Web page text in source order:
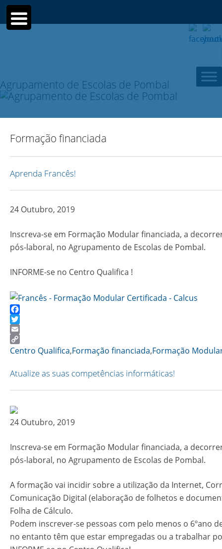
for:
Agrupamento de Escolas de Pombal
Formação financiada
Aprenda Francês!
24 Outubro, 2019
Inscreva-se em Formação Modular financiada, a
pós-laboral, no Agrupamento de Escolas de Pombal.
INFORME-se no Centro Qualifica !
Facebook
Twitter
Email
Copy
Centro Qualifica,Formação financiada,Formação
Atualize as suas competências informáticas!
24 Outubro, 2019
Inscreva-se em Formação Modular financiada, a
pós-laboral, no Agrupamento de Escolas de Pombal.
A formação vai incidir sobre a utilização da Internet,
Comunicação Digital (elaboração de folhetos e
Folha de Cálculo.
Podem inscrever-se pessoas com pelo menos o 6ºano
no entanto têm que estar empregadas ou a trabalhar